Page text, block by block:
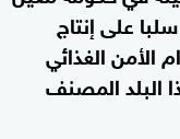
على إنتاج
الأمن الغذائي
البلد المصنف